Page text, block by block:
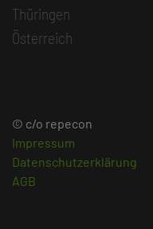
Thüringen
Österreich
© c/o repecon
Impressum
Datenschutzerklärung
AGB